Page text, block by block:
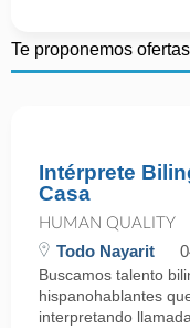
Te proponemos
Intérprete
Casa
HUMAN QUALITY
Todo Nayarit
Buscamos talento
hispanohablantes
interpretando